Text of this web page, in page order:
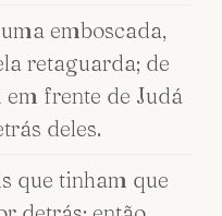
emboscada,
retaguarda; de
frente de Judá
deles.
que tinham que